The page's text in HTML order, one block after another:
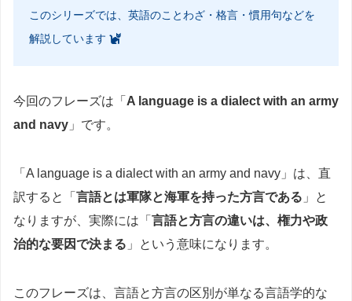
このシリーズでは、英語のことわざ・格言・慣用句などを
解説しています
今回のフレーズは「 A language is a dialect with an army
and navy 」です。
「A language is a dialect with an army and navy」は、直
訳すると「 言語とは軍隊と海軍を持った方言である 」と
なりますが、実際には「 言語と方言の違いは、権力や政
治的な要因で決まる 」という意味になります。
このフレーズは、言語と方言の区別が単なる言語学的な